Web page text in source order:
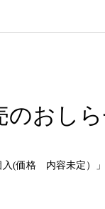
のおし
入(価格 内容未定）